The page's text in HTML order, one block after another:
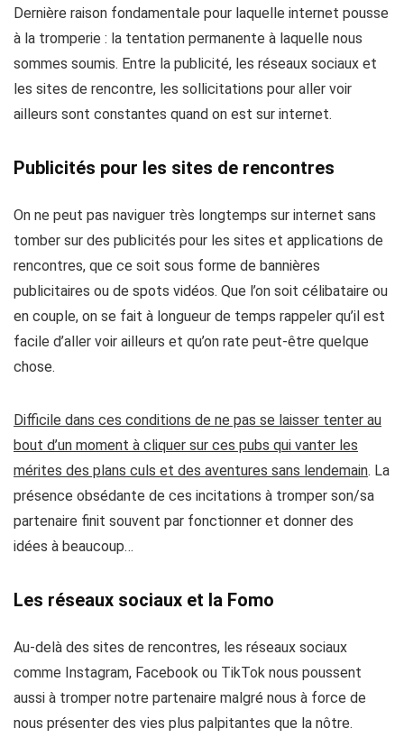
Dernière raison fondamentale pour laquelle internet pousse
à la tromperie : la tentation permanente à laquelle nous
sommes soumis. Entre la publicité, les réseaux sociaux et
les sites de rencontre, les sollicitations pour aller voir
ailleurs sont constantes quand on est sur internet.
Publicités pour les sites de rencontres
On ne peut pas naviguer très longtemps sur internet sans
tomber sur des publicités pour les sites et applications de
rencontres, que ce soit sous forme de bannières
publicitaires ou de spots vidéos. Que l’on soit célibataire ou
en couple, on se fait à longueur de temps rappeler qu’il est
facile d’aller voir ailleurs et qu’on rate peut-être quelque
chose.
Difficile dans ces conditions de ne pas se laisser tenter au
bout d’un moment à cliquer sur ces pubs qui vanter les
mérites des plans culs et des aventures sans lendemain. La
présence obsédante de ces incitations à tromper son/sa
partenaire finit souvent par fonctionner et donner des
idées à beaucoup…
Les réseaux sociaux et la Fomo
Au-delà des sites de rencontres, les réseaux sociaux
comme Instagram, Facebook ou TikTok nous poussent
aussi à tromper notre partenaire malgré nous à force de
nous présenter des vies plus palpitantes que la nôtre.